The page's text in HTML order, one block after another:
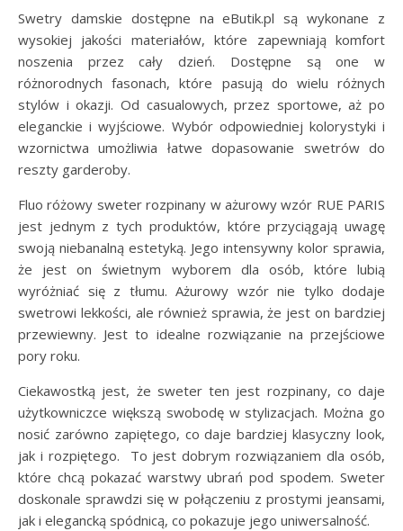
Swetry damskie dostępne na eButik.pl są wykonane z
wysokiej jakości materiałów, które zapewniają komfort
noszenia przez cały dzień. Dostępne są one w
różnorodnych fasonach, które pasują do wielu różnych
stylów i okazji. Od casualowych, przez sportowe, aż po
eleganckie i wyjściowe. Wybór odpowiedniej kolorystyki i
wzornictwa umożliwia łatwe dopasowanie swetrów do
reszty garderoby.
Fluo różowy sweter rozpinany w ażurowy wzór RUE PARIS
jest jednym z tych produktów, które przyciągają uwagę
swoją niebanalną estetyką. Jego intensywny kolor sprawia,
że jest on świetnym wyborem dla osób, które lubią
wyróżniać się z tłumu. Ażurowy wzór nie tylko dodaje
swetrowi lekkości, ale również sprawia, że jest on bardziej
przewiewny. Jest to idealne rozwiązanie na przejściowe
pory roku.
Ciekawostką jest, że sweter ten jest rozpinany, co daje
użytkowniczce większą swobodę w stylizacjach. Można go
nosić zarówno zapiętego, co daje bardziej klasyczny look,
jak i rozpiętego. To jest dobrym rozwiązaniem dla osób,
które chcą pokazać warstwy ubrań pod spodem. Sweter
doskonale sprawdzi się w połączeniu z prostymi jeansami,
jak i elegancką spódnicą, co pokazuje jego uniwersalność.